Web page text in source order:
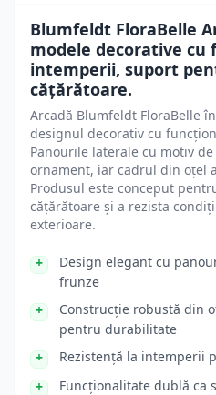
Blumfeldt FloraBelle
modele decorative cu
intemperii, suport
cățărătoare.
Arcadă Blumfeldt FloraBelle
designul decorativ cu
Panourile laterale cu motiv
ornament, iar cadrul din oțel
Produsul este conceput
cățărătoare și a rezista
exterioare.
Design elegant cu
frunze
Construcție robustă din
pentru durabilitate
Rezistență la intemperii
Funcționalitate dublă ca